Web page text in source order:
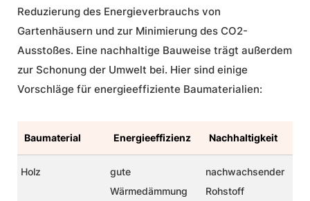
Reduzierung des Energieverbrauchs von
Gartenhäusern und zur Minimierung des CO2-
Ausstoßes. Eine nachhaltige Bauweise trägt außerdem
zur Schonung der Umwelt bei. Hier sind einige
Vorschläge für energieeffiziente Baumaterialien:
Baumaterial Energieeffizienz Nachhaltigkeit
Holz
gute
Wärmedämmung
nachwachsender
Rohstoff